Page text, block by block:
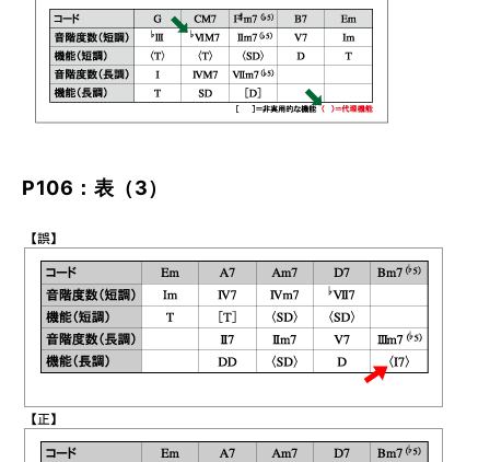
P106：表（3）